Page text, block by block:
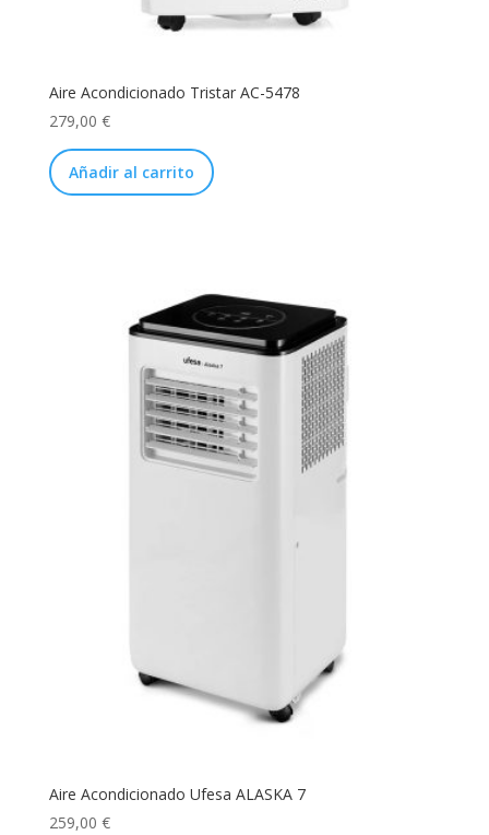
Aire Acondicionado Tristar AC-5478
279,00 €
Añadir al carrito
Aire Acondicionado Ufesa ALASKA 7
259,00 €